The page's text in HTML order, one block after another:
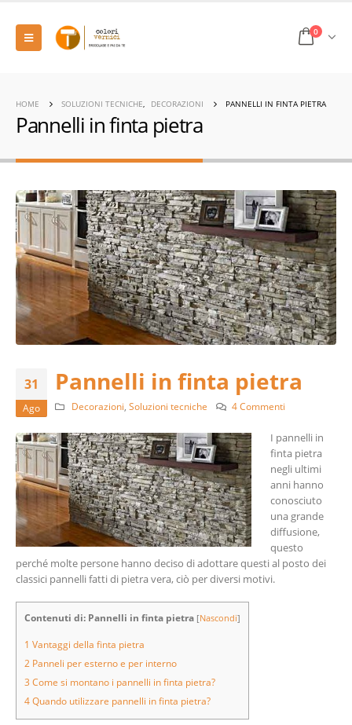
0
HOME SOLUZIONI TECNICHE, DECORAZIONI PANNELLI IN FINTA PIETRA
Pannelli in finta pietra
31
Ago
Pannelli in finta pietra
Decorazioni Soluzioni tecniche 4 Commenti
I pannelli in
finta pietra
negli ultimi
anni hanno
conosciuto
una grande
diffusione,
questo
perché molte persone hanno deciso di adottare questi al posto dei
classici pannelli fatti di pietra vera, ciò per diversi motivi.
Contenuti di: Pannelli in finta pietra [Nascondi]
1 Vantaggi della finta pietra
2 Panneli per esterno e per interno
3 Come si montano i pannelli in finta pietra?
4Quando utilizzare pannelli in finta pietra?